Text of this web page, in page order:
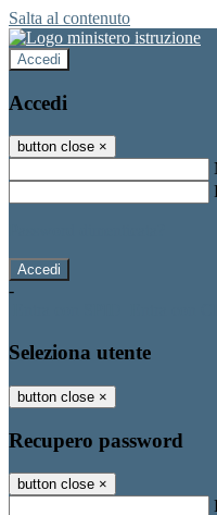
Salta al contenuto
Accedi
Accedi
button close ×
-
Seleziona utente
button close ×
Recupero password
button close ×